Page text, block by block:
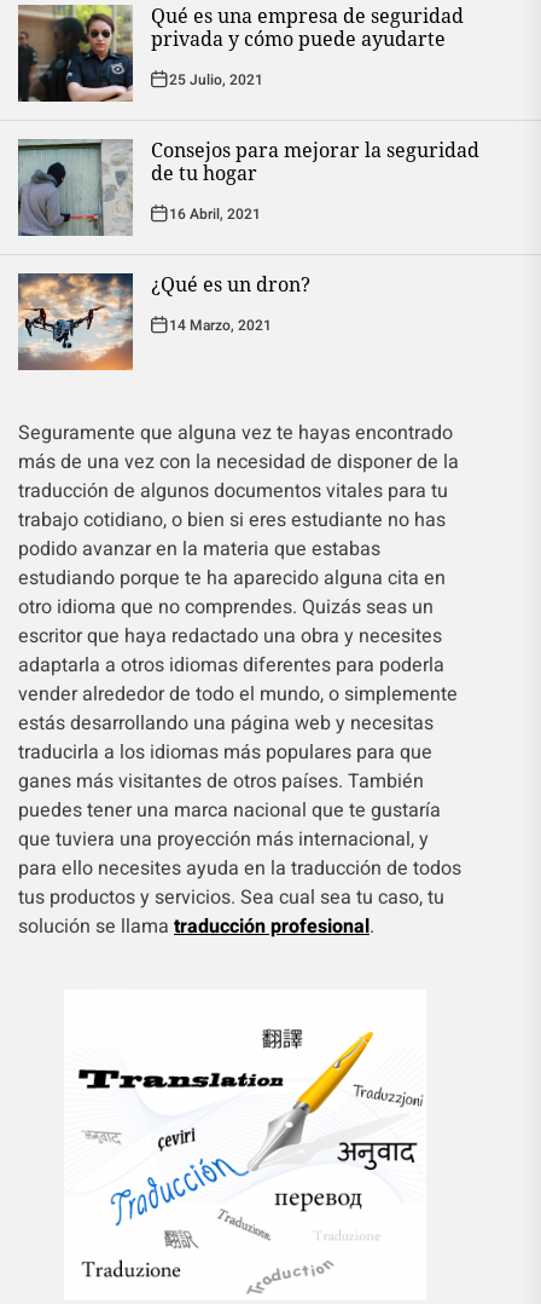
Qué es una empresa de seguridad
privada y cómo puede ayudarte
25 Julio, 2021
Consejos para mejorar la seguridad
de tu hogar
16 Abril, 2021
¿Qué es un dron?
14 Marzo, 2021
Seguramente que alguna vez te hayas encontrado
más de una vez con la necesidad de disponer de la
traducción de algunos documentos vitales para tu
trabajo cotidiano, o bien si eres estudiante no has
podido avanzar en la materia que estabas
estudiando porque te ha aparecido alguna cita en
otro idioma que no comprendes. Quizás seas un
escritor que haya redactado una obra y necesites
adaptarla a otros idiomas diferentes para poderla
vender alrededor de todo el mundo, o simplemente
estás desarrollando una página web y necesitas
traducirla a los idiomas más populares para que
ganes más visitantes de otros países. También
puedes tener una marca nacional que te gustaría
que tuviera una proyección más internacional, y
para ello necesites ayuda en la traducción de todos
tus productos y servicios. Sea cual sea tu caso, tu
solución se llama traducción profesional.